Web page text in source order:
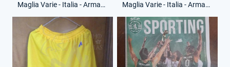
Maglia Varie - Italia - Armani Jeans Milano - Anno 2009-10 - (Fronte) Maglia Varie - Italia - Armani Jeans Milano - Anno 2009-10 - (Retro)